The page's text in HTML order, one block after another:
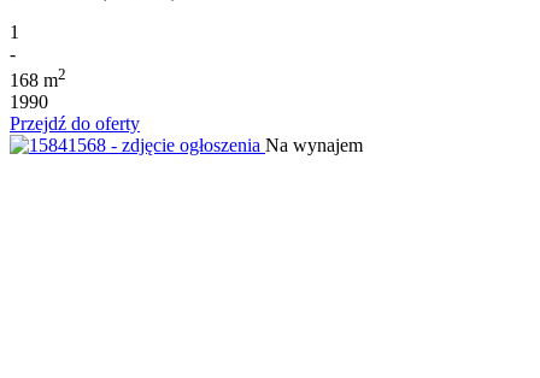
1
-
168 m2
1990
Przejdź do oferty
Na wynajem